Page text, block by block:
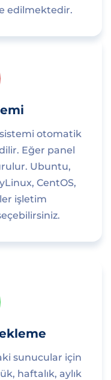
edilmektedir.
otomatik
Eğer panel
Ubuntu,
CentOS,
işletim
sunucular için
haftalık, aylık